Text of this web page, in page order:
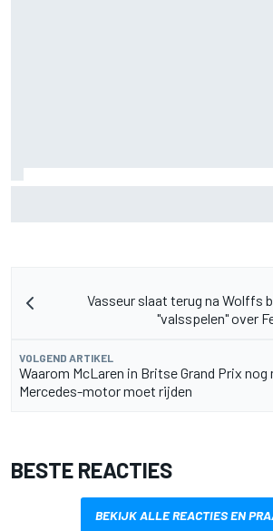
Vasseur slaat terug na Wolffs
"valsspelen" over
VOLGEND ARTIKEL
Waarom McLaren in Britse Grand Prix nog
Mercedes-motor moet rijden
BESTE REACTIES
BEKIJK ALLE REACTIES EN